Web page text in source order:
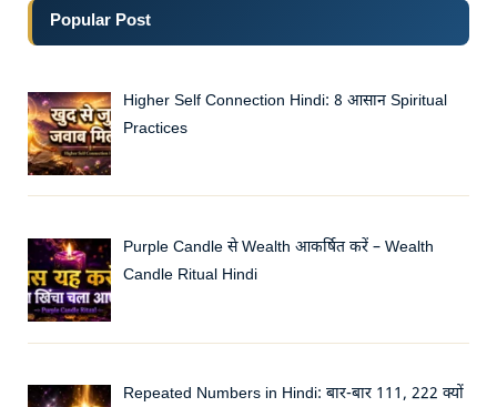
Popular Post
Higher Self Connection Hindi: 8 आसान Spiritual
Practices
Purple Candle से Wealth आकर्षित करें – Wealth
Candle Ritual Hindi
Repeated Numbers in Hindi: बार-बार 111, 222 क्यों